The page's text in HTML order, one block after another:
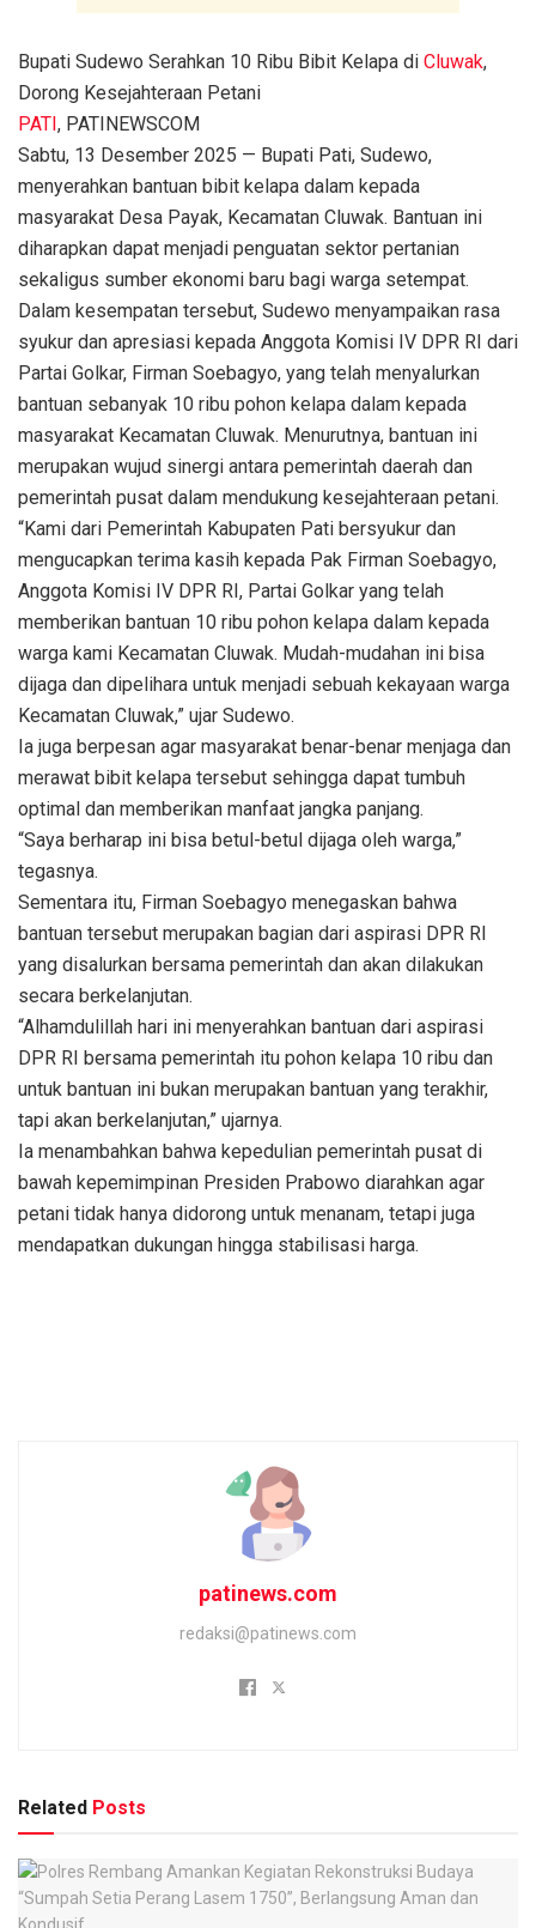
Bupati Sudewo Serahkan 10 Ribu Bibit Kelapa di Cluwak,
Dorong Kesejahteraan Petani
PATI, PATINEWSCOM
Sabtu, 13 Desember 2025 — Bupati Pati, Sudewo,
menyerahkan bantuan bibit kelapa dalam kepada
masyarakat Desa Payak, Kecamatan Cluwak. Bantuan ini
diharapkan dapat menjadi penguatan sektor pertanian
sekaligus sumber ekonomi baru bagi warga setempat.
Dalam kesempatan tersebut, Sudewo menyampaikan rasa
syukur dan apresiasi kepada Anggota Komisi IV DPR RI dari
Partai Golkar, Firman Soebagyo, yang telah menyalurkan
bantuan sebanyak 10 ribu pohon kelapa dalam kepada
masyarakat Kecamatan Cluwak. Menurutnya, bantuan ini
merupakan wujud sinergi antara pemerintah daerah dan
pemerintah pusat dalam mendukung kesejahteraan petani.
“Kami dari Pemerintah Kabupaten Pati bersyukur dan
mengucapkan terima kasih kepada Pak Firman Soebagyo,
Anggota Komisi IV DPR RI, Partai Golkar yang telah
memberikan bantuan 10 ribu pohon kelapa dalam kepada
warga kami Kecamatan Cluwak. Mudah-mudahan ini bisa
dijaga dan dipelihara untuk menjadi sebuah kekayaan warga
Kecamatan Cluwak,” ujar Sudewo.
Ia juga berpesan agar masyarakat benar-benar menjaga dan
merawat bibit kelapa tersebut sehingga dapat tumbuh
optimal dan memberikan manfaat jangka panjang.
“Saya berharap ini bisa betul-betul dijaga oleh warga,”
tegasnya.
Sementara itu, Firman Soebagyo menegaskan bahwa
bantuan tersebut merupakan bagian dari aspirasi DPR RI
yang disalurkan bersama pemerintah dan akan dilakukan
secara berkelanjutan.
“Alhamdulillah hari ini menyerahkan bantuan dari aspirasi
DPR RI bersama pemerintah itu pohon kelapa 10 ribu dan
untuk bantuan ini bukan merupakan bantuan yang terakhir,
tapi akan berkelanjutan,” ujarnya.
Ia menambahkan bahwa kepedulian pemerintah pusat di
bawah kepemimpinan Presiden Prabowo diarahkan agar
petani tidak hanya didorong untuk menanam, tetapi juga
mendapatkan dukungan hingga stabilisasi harga.
patinews.com
redaksi@patinews.com
Related Posts